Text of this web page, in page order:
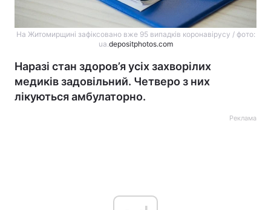
На Житомирщині зафіксовано вже 95 випадків коронавірусу / фото:
ua.depositphotos.com
Наразі стан здоров’я усіх захворілих
медиків задовільний. Четверо з них
лікуються амбулаторно.
Реклама